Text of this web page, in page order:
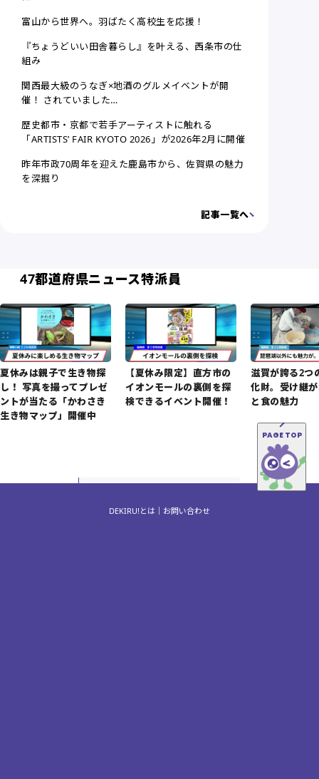
富山から世界へ。羽ばたく高校生を応援！
『ちょうどいい田舎暮らし』を叶える、西条市の仕
組み
関西最大級のうなぎ×地酒のグルメイベントが開
催！ されていました…
歴史都市・京都で若手アーティストに触れる
「ARTISTS’ FAIR KYOTO 2026」が2026年2月に開催
昨年市政70周年を迎えた鹿島市から、佐賀県の魅力
を深掘り
記事一覧へ
47都道府県ニュース特派員
夏休みは親子で生き物探
し！ 写真を撮ってプレゼ
ントが当たる「かわさき
生き物マップ」開催中
【夏休み限定】直方市の
イオンモールの裏側を探
検できるイベント開催！
滋賀が誇る2つ
化財。受け継
と食の魅力
PAGE TOP
DEKIRU!とは お問い合わせ